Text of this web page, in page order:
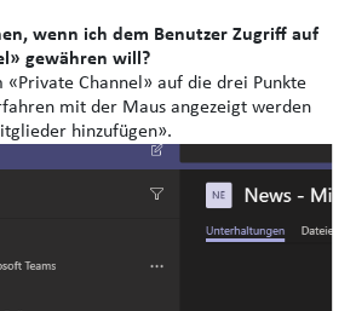
wenn ich dem Benutzer Zugriff auf
gewähren will?
«Private Channel» auf die drei Punkte
mit der Maus angezeigt werden
hinzufügen».